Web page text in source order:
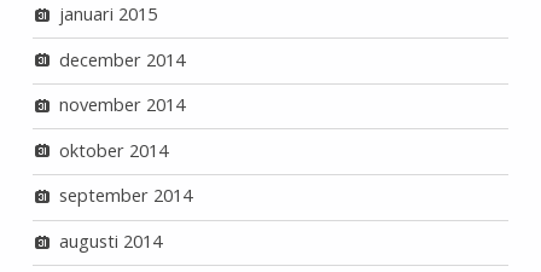
januari 2015
december 2014
november 2014
oktober 2014
september 2014
augusti 2014